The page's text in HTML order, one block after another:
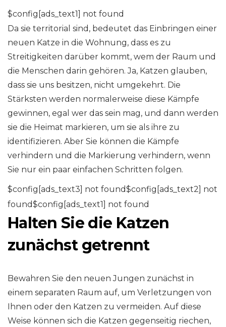
$config[ads_text1] not found
Da sie territorial sind, bedeutet das Einbringen einer
neuen Katze in die Wohnung, dass es zu
Streitigkeiten darüber kommt, wem der Raum und
die Menschen darin gehören. Ja, Katzen glauben,
dass sie uns besitzen, nicht umgekehrt. Die
Stärksten werden normalerweise diese Kämpfe
gewinnen, egal wer das sein mag, und dann werden
sie die Heimat markieren, um sie als ihre zu
identifizieren. Aber Sie können die Kämpfe
verhindern und die Markierung verhindern, wenn
Sie nur ein paar einfachen Schritten folgen.
$config[ads_text3] not found$config[ads_text2] not
found$config[ads_text1] not found
Halten Sie die Katzen
zunächst getrennt
Bewahren Sie den neuen Jungen zunächst in
einem separaten Raum auf, um Verletzungen von
Ihnen oder den Katzen zu vermeiden. Auf diese
Weise können sich die Katzen gegenseitig riechen,